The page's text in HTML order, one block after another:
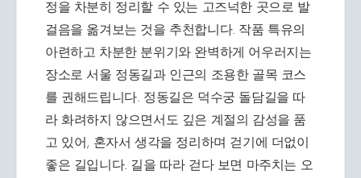
정을 차분히 정리할 수 있는 고즈넉한 곳으로 발
걸음을 옮겨보는 것을 추천합니다. 작품 특유의
아련하고 차분한 분위기와 완벽하게 어우러지는
장소로 서울 정동길과 인근의 조용한 골목 코스
를 권해드립니다. 정동길은 덕수궁 돌담길을 따
라 화려하지 않으면서도 깊은 계절의 감성을 품
고 있어, 혼자서 생각을 정리하며 걷기에 더없이
좋은 길입니다. 길을 따라 걷다 보면 마주치는 오